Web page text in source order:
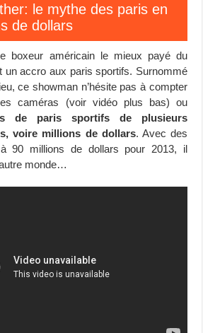
le mythe des paris en
de dollars
boxeur américain le mieux payé du
un accro aux paris sportifs. Surnommé
ce showman n’hésite pas à compter
caméras (voir vidéo plus bas) ou
de paris sportifs de plusieurs
voire millions de dollars. Avec des
90 millions de dollars pour 2013, il
monde…